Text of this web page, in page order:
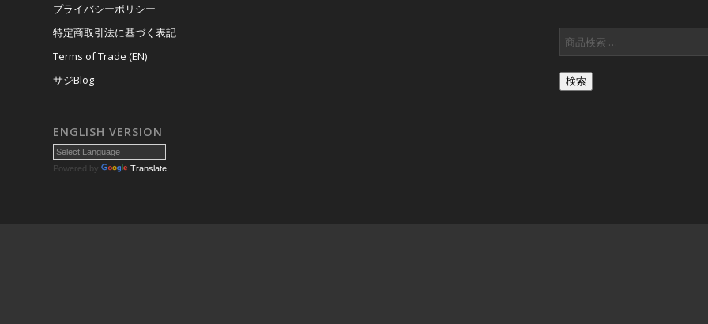
プライバシーポリシー
特定商取引法に基づく表記
Terms of Trade (EN)
サジBlog
ENGLISH VERSION
Powered by Translate
検索